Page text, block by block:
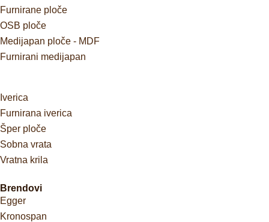
Furnirane ploče
OSB ploče
Medijapan ploče - MDF
Furnirani medijapan
Iverica
Furnirana iverica
Šper ploče
Sobna vrata
Vratna krila
Brendovi
Egger
Kronospan